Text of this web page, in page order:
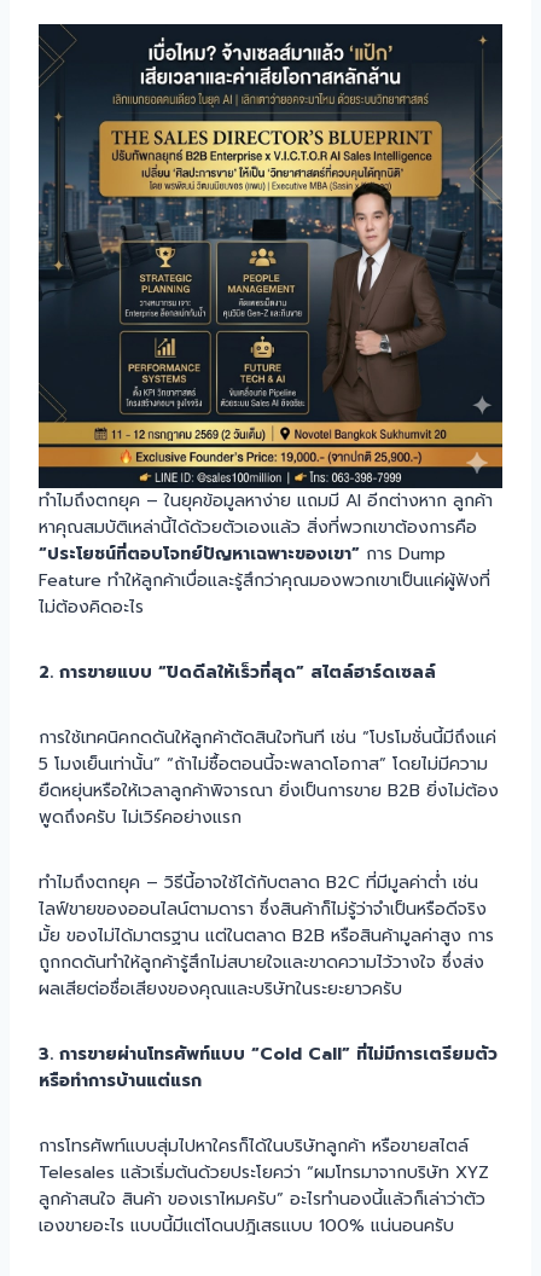
ทำไมถึงตกยุค – ในยุคข้อมูลหาง่าย แถมมี AI อีกต่างหาก ลูกค้า
หาคุณสมบัติเหล่านี้ได้ด้วยตัวเองแล้ว สิ่งที่พวกเขาต้องการคือ
“ประโยชน์ที่ตอบโจทย์ปัญหาเฉพาะของเขา” การ Dump
Feature ทำให้ลูกค้าเบื่อและรู้สึกว่าคุณมองพวกเขาเป็นแค่ผู้ฟังที่
ไม่ต้องคิดอะไร
2. การขายแบบ “ปิดดีลให้เร็วที่สุด” สไตล์ฮาร์ดเซลล์
การใช้เทคนิคกดดันให้ลูกค้าตัดสินใจทันที เช่น “โปรโมชั่นนี้มีถึงแค่
5 โมงเย็นเท่านั้น” “ถ้าไม่ซื้อตอนนี้จะพลาดโอกาส” โดยไม่มีความ
ยืดหยุ่นหรือให้เวลาลูกค้าพิจารณา ยิ่งเป็นการขาย B2B ยิ่งไม่ต้อง
พูดถึงครับ ไม่เวิร์คอย่างแรก
ทำไมถึงตกยุค – วิธีนี้อาจใช้ได้กับตลาด B2C ที่มีมูลค่าต่ำ เช่น
ไลฟ์ขายของออนไลน์ตามดารา ซึ่งสินค้าก็ไม่รู้ว่าจำเป็นหรือดีจริง
มั้ย ของไม่ได้มาตรฐาน แต่ในตลาด B2B หรือสินค้ามูลค่าสูง การ
ถูกกดดันทำให้ลูกค้ารู้สึกไม่สบายใจและขาดความไว้วางใจ ซึ่งส่ง
ผลเสียต่อชื่อเสียงของคุณและบริษัทในระยะยาวครับ
3. การขายผ่านโทรศัพท์แบบ “Cold Call” ที่ไม่มีการเตรียมตัว
หรือทำการบ้านแต่แรก
การโทรศัพท์แบบสุ่มไปหาใครก็ได้ในบริษัทลูกค้า หรือขายสไตล์
Telesales แล้วเริ่มต้นด้วยประโยคว่า “ผมโทรมาจากบริษัท XYZ
ลูกค้าสนใจ สินค้า ของเราไหมครับ” อะไรทำนองนี้แล้วก็เล่าว่าตัว
เองขายอะไร แบบนี้มีแต่โดนปฎิเสธแบบ 100% แน่นอนครับ